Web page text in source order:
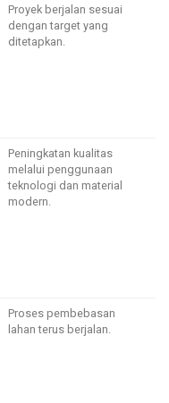
Proyek berjalan sesuai
dengan target yang
ditetapkan.
Peningkatan kualitas
melalui penggunaan
teknologi dan material
modern.
Proses pembebasan
lahan terus berjalan.